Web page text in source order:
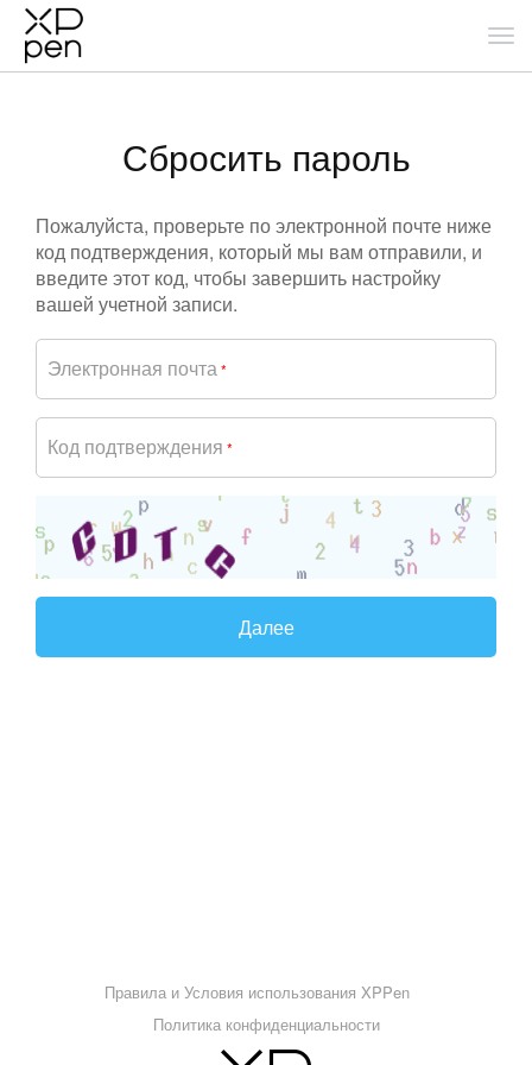
Сбросить пароль
Пожалуйста, проверьте по электронной почте ниже
код подтверждения, который мы вам отправили, и
введите этот код, чтобы завершить настройку
вашей учетной записи.
Электронная почта*
Код подтверждения *
Далее
Правила и Условия использования XPPen
Политика конфиденциальности